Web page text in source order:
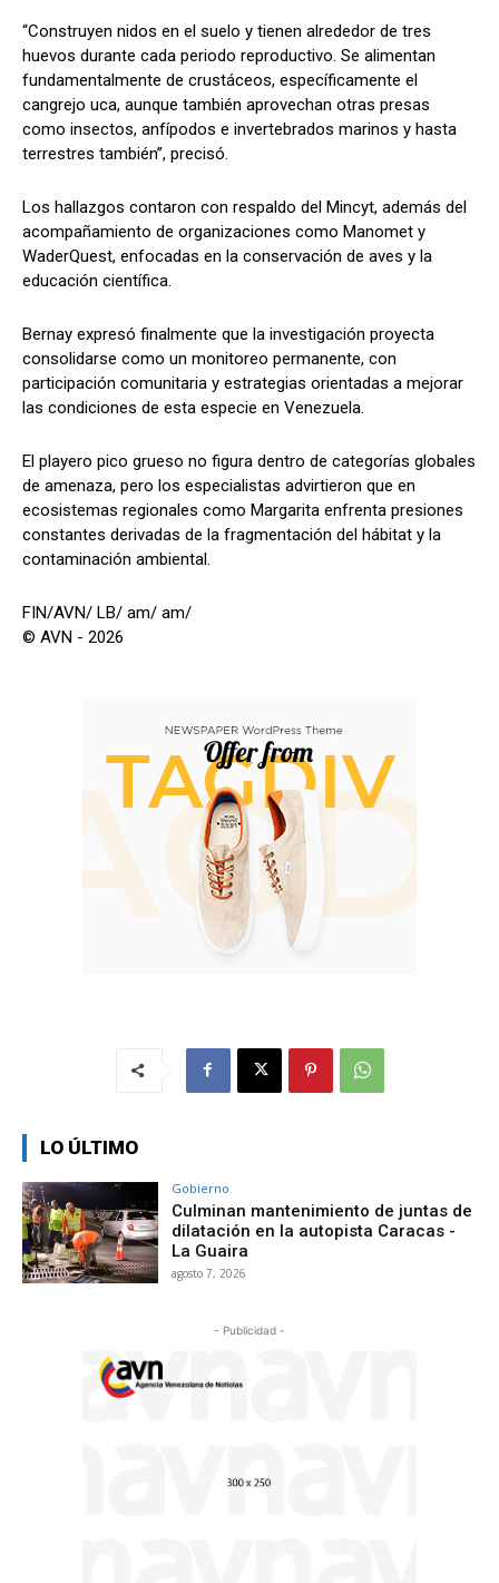
“Construyen nidos en el suelo y tienen alrededor de tres
huevos durante cada periodo reproductivo. Se alimentan
fundamentalmente de crustáceos, específicamente el
cangrejo uca, aunque también aprovechan otras presas
como insectos, anfípodos e invertebrados marinos y hasta
terrestres también”, precisó.
Los hallazgos contaron con respaldo del Mincyt, además del
acompañamiento de organizaciones como Manomet y
WaderQuest, enfocadas en la conservación de aves y la
educación científica.
Bernay expresó finalmente que la investigación proyecta
consolidarse como un monitoreo permanente, con
participación comunitaria y estrategias orientadas a mejorar
las condiciones de esta especie en Venezuela.
El playero pico grueso no figura dentro de categorías globales
de amenaza, pero los especialistas advirtieron que en
ecosistemas regionales como Margarita enfrenta presiones
constantes derivadas de la fragmentación del hábitat y la
contaminación ambiental.
FIN/AVN/ LB/ am/ am/
© AVN - 2026
LO ÚLTIMO
Gobierno
Culminan mantenimiento de juntas de
dilatación en la autopista Caracas -
La Guaira
agosto 7, 2026
- Publicidad -